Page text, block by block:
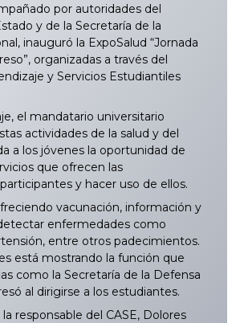
por autoridades del
y de la Secretaría de la
inauguró la ExpoSalud “Jornada
organizadas a través del
y Servicios Estudiantiles
el mandatario universitario
actividades de la salud y del
a los jóvenes la oportunidad de
que ofrecen las
y hacer uso de ellos.
vacunación, información y
enfermedades como
entre otros padecimientos.
está mostrando la función que
como la Secretaría de la Defensa
al dirigirse a los estudiantes.
responsable del CASE, Dolores